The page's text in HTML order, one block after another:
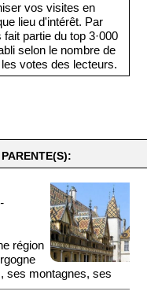
vos visites en
lieu d'intérêt. Par
partie du top 3·000
selon le nombre de
votes des lecteurs.
région
ses montagnes, ses